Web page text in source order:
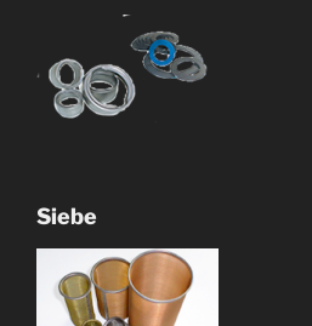
Siebe